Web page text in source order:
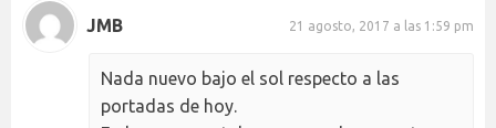
JMB 21 agosto, 2017 a las 1:59 pm
Nada nuevo bajo el sol respecto a las
portadas de hoy.